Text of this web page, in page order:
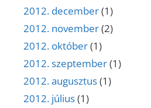
2012. december(1)
2012. november(2)
2012. október(1)
2012. szeptember(1)
2012. augusztus(1)
2012. július(1)